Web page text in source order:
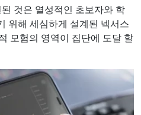
것은 열성적인 초보자와 학
위해 세심하게 설계된 넥서스
모험의 영역이 집단에 도달 할